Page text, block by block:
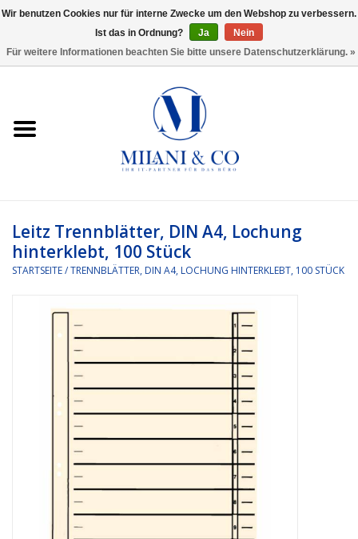
Bürobedarf
Ordnen und Registrieren
Rund um den Schreibtisch
Bürobedarf
Druckerzubehör
Büroeinrichtung
Leitz Trennblätter, DIN A4, Lochung
hinterklebt, 100 Stück
STARTSEITE/TRENNBLÄTTER, DIN A4, LOCHUNG HINTERKLEBT, 100 STÜCK
Wir benutzen Cookies nur für interne Zwecke um den Webshop zu verbessern.
Ist das in Ordnung?
Ja
Nein
Für weitere Informationen beachten Sie bitte unsere Datenschutzerklärung. »